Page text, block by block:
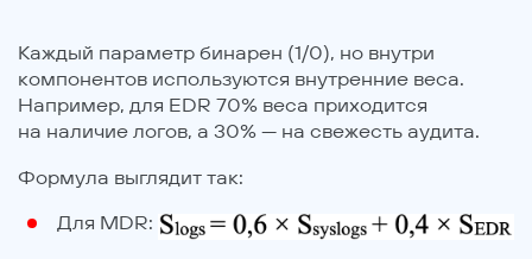
Каждый параметр бинарен (1/0), но внутри
компонентов используются внутренние веса.
Например, для EDR 70% веса приходится
на наличие логов, а 30% — на свежесть аудита.
Формула выглядит так:
Для MDR: